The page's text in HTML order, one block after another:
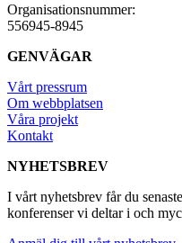
Organisationsnummer:
556945-8945
GENVÄGAR
Vårt pressrum
Om webbplatsen
Våra projekt
Kontakt
NYHETSBREV
I vårt nyhetsbrev får du
konferenser vi deltar i och